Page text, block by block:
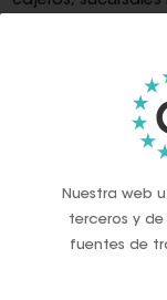
El 62 % de los
importante o muy
pagar en efectivo,
porcentaje que
2024—. Esta cifra
efectivo no
eliminarlo, sino a
Ante este
Nuestra web
terceros y
fuentes de